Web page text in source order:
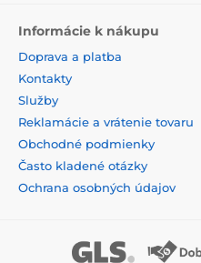
Informácie k nákupu
Doprava a platba
Kontakty
Služby
Reklamácie a vrátenie tovaru
Obchodné podmienky
Často kladené otázky
Ochrana osobných údajov